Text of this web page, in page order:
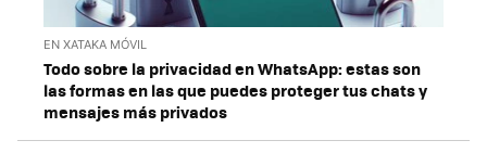
EN XATAKA MÓVIL
Todo sobre la privacidad en WhatsApp: estas son
las formas en las que puedes proteger tus chats y
mensajes más privados